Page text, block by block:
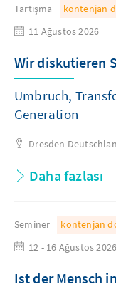
Tartışma
kontenjan
11 Ağustos 2026
Wir diskutieren
Umbruch,
Generation
Dresden
Daha fazlası
Seminer
kontenjan
12 - 16 Ağustos 2026
Ist der Mensch